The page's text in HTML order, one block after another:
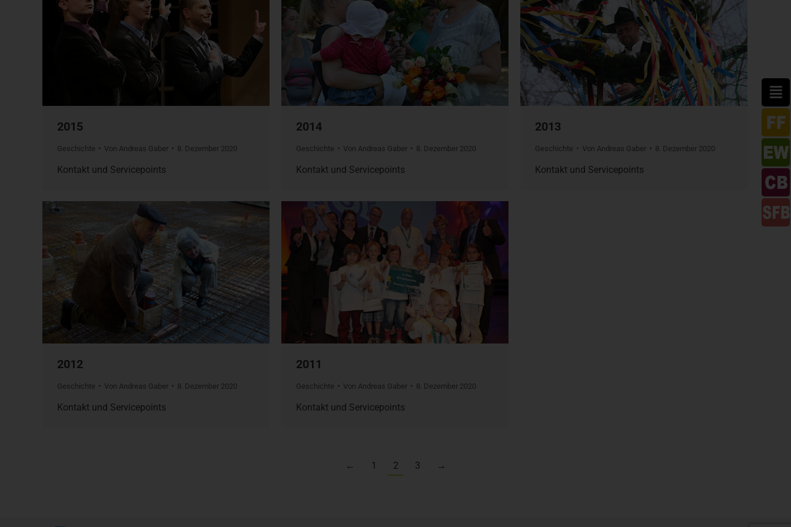
2015
Geschichte Von Andreas Gaber 8. Dezember 2020
Kontakt und Servicepoints
2014
Geschichte Von Andreas Gaber 8. Dezember 2020
Kontakt und Servicepoints
2013
Geschichte Von Andreas Gaber 8. Dezember 2020
Kontakt und Servicepoints
2012
Geschichte Von Andreas Gaber 8. Dezember 2020
Kontakt und Servicepoints
2011
Geschichte Von Andreas Gaber 8. Dezember 2020
Kontakt und Servicepoints
← 1 2 3 →